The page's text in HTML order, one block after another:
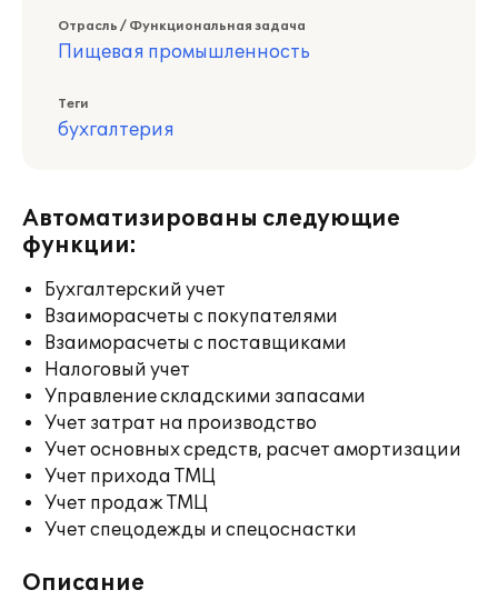
Отрасль / Функциональная задача
Пищевая промышленность
Теги
бухгалтерия
Автоматизированы следующие
функции:
Бухгалтерский учет
Взаиморасчеты с покупателями
Взаиморасчеты с поставщиками
Налоговый учет
Управление складскими запасами
Учет затрат на производство
Учет основных средств, расчет амортизации
Учет прихода ТМЦ
Учет продаж ТМЦ
Учет спецодежды и спецоснастки
Описание